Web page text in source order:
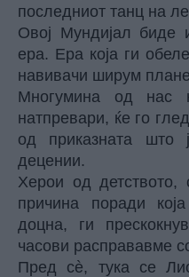
последниот танц на
Овој Мундијал
ера. Ера која ги
навивачи ширум
Mногумина од нас
натпревари, ќе го
од приказната што
децении.
Херои од
причина поради
доцна, ги
часови расправавме
Пред сè, тука се